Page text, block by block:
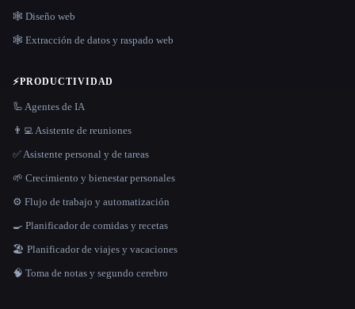
🕸 Diseño web
🕸️ Extracción de datos y raspado web
⚡PRODUCTIVIDAD
🦾 Agentes de IA
👨‍💻 Asistente de reuniones
✅ Asistente personal y de tareas
🌱 Crecimiento y bienestar personales
⚙️ Flujo de trabajo y automatización
🍳 Planificador de comidas y recetas
🏖 Planificador de viajes y vacaciones
🧠 Toma de notas y segundo cerebro